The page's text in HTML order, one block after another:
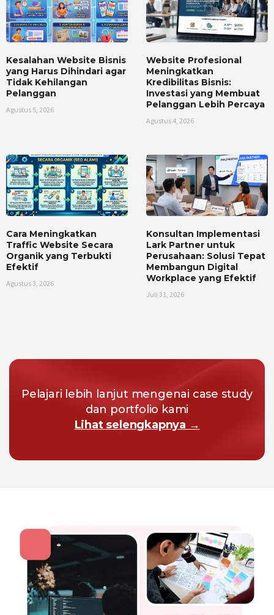
Kesalahan Website Bisnis
yang Harus Dihindari agar
Tidak Kehilangan
Pelanggan
Agustus 5, 2026
Website Profesional
Meningkatkan
Kredibilitas Bisnis:
Investasi yang Membuat
Pelanggan Lebih Percaya
Agustus 4, 2026
Cara Meningkatkan
Traffic Website Secara
Organik yang Terbukti
Efektif
Agustus 3, 2026
Konsultan Implementasi
Lark Partner untuk
Perusahaan: Solusi Tepat
Membangun Digital
Workplace yang Efektif
Juli 31, 2026
Pelajari lebih lanjut mengenai case study
dan portfolio kami
Lihat selengkapnya →